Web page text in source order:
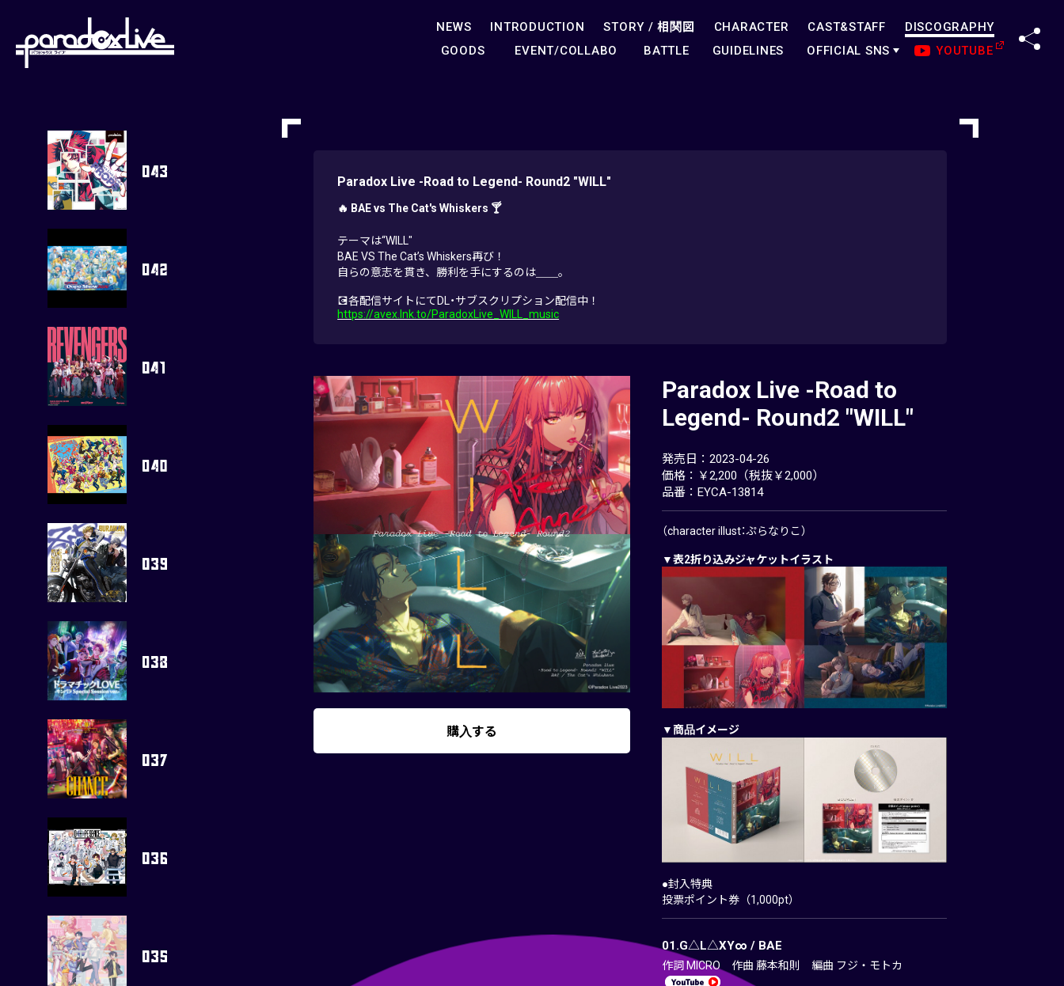
NEWS INTRODUCTION STORY /相関図 CHARACTER CAST&STAFF
DISCOGRAPHY
GOODS
EVENT/COLLABO BATTLE GUIDELINES OFFICIAL SNS YOUTUBE
Paradox Live -Road to Legend- Round2 "WILL"
🔥 BAE vs The Cat's Whiskers 🍸
テーマは“WILL"
BAE VS The Cat’s Whiskers再び！
自らの意志を貫き、勝利を手にするのは＿＿。
💽各配信サイトにてDL・サブスクリプション配信中！
https://avex.lnk.to/ParadoxLive_WILL_music
購入する
Paradox Live -Road to
Legend- Round2 "WILL"
発売日：2023-04-26
価格：￥2,200（税抜￥2,000）
品番：EYCA-13814
（character illust：ぷらなりこ）
▼表2折り込みジャケットイラスト
▼商品イメージ
●封入特典
投票ポイント券（1,000pt）
01.G△L△XY∞ / BAE
作詞 MICRO 作曲 藤本和則 編曲 フジ・モトカ